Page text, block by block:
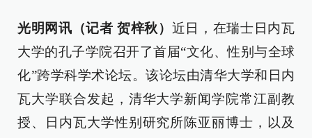
光明网讯（记者 贺梓秋） 近日，在瑞士日内瓦
大学的孔子学院召开了首届“文化、性别与全球
化”跨学科学术论坛。该论坛由清华大学和日内
瓦大学联合发起，清华大学新闻学院常江副教
授、日内瓦大学性别研究所陈亚丽博士，以及